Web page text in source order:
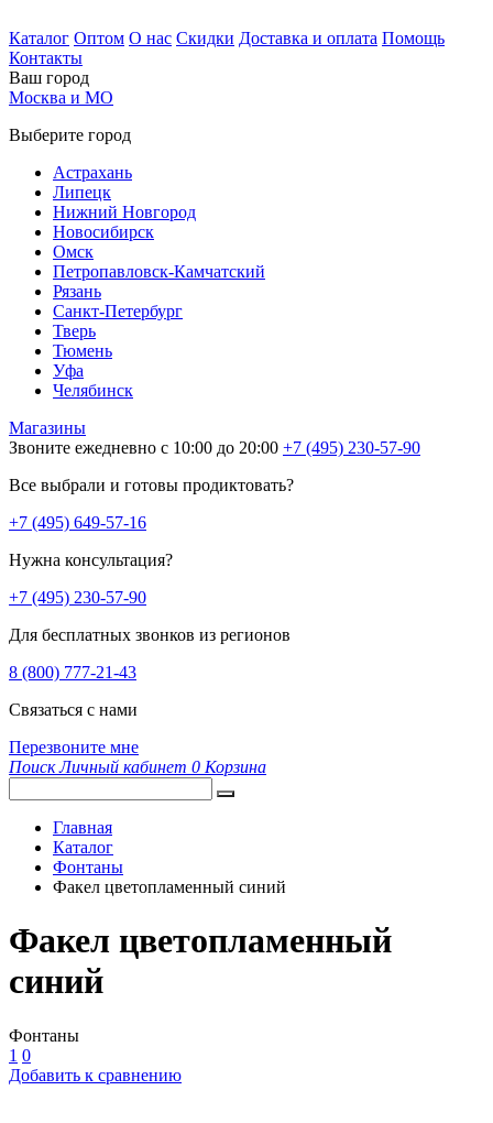
Каталог Оптом О нас Скидки Доставка и оплата Помощь
Контакты
Ваш город
Москва и МО
Выберите город
Астрахань
Липецк
Нижний Новгород
Новосибирск
Омск
Петропавловск-Камчатский
Рязань
Санкт-Петербург
Тверь
Тюмень
Уфа
Челябинск
Магазины
Звоните ежедневно с 10:00 до 20:00 +7 (495) 230-57-90
Все выбрали и готовы продиктовать?
+7 (495) 649-57-16
Нужна консультация?
+7 (495) 230-57-90
Для бесплатных звонков из регионов
8 (800) 777-21-43
Связаться с нами
Перезвоните мне
Поиск Личный кабинет 0 Корзина
Главная
Каталог
Фонтаны
Факел цветопламенный синий
Факел цветопламенный
синий
Фонтаны
1 0
Добавить к сравнению